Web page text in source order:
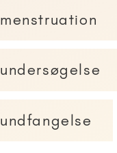
menstruation
undersøgelse
undfangelse